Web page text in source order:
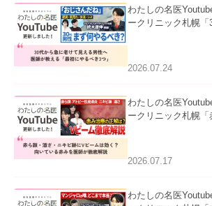
わたしの名医
ークリニック札幌「
た。
2026.07.24
わたしの名医
ークリニック札幌
ました。
2026.07.17
わたしの名医